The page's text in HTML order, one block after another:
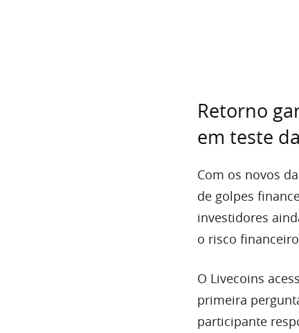
Retorno
em teste
Com os novos
de golpes
investidores
o risco
O Livecoins
primeira
participante